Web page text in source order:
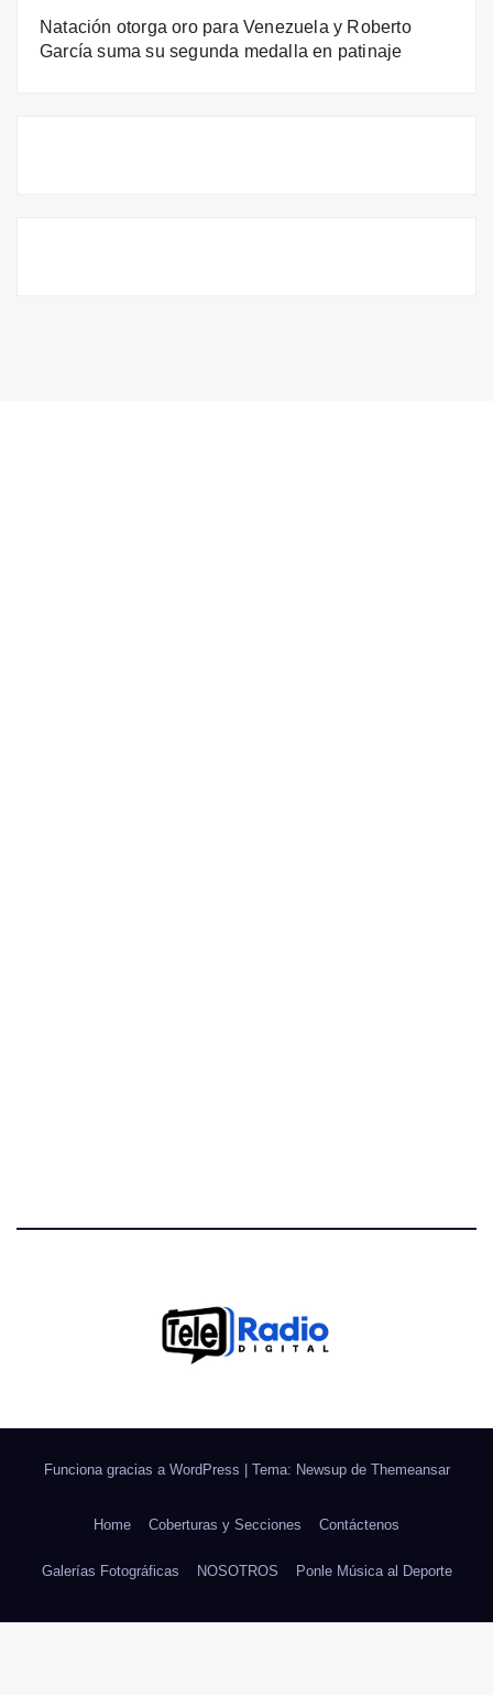
Natación otorga oro para Venezuela y Roberto
García suma su segunda medalla en patinaje
Funciona gracias a WordPress Tema: Newsup de Themeansar
Home Coberturas y Secciones Contáctenos
Galerías Fotográficas NOSOTROS Ponle Música al Deporte